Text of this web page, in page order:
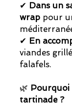
✔ Dans un
wrap pour
✔ En
viandes
falafels.
🌿 Pourquoi
tartinade ?